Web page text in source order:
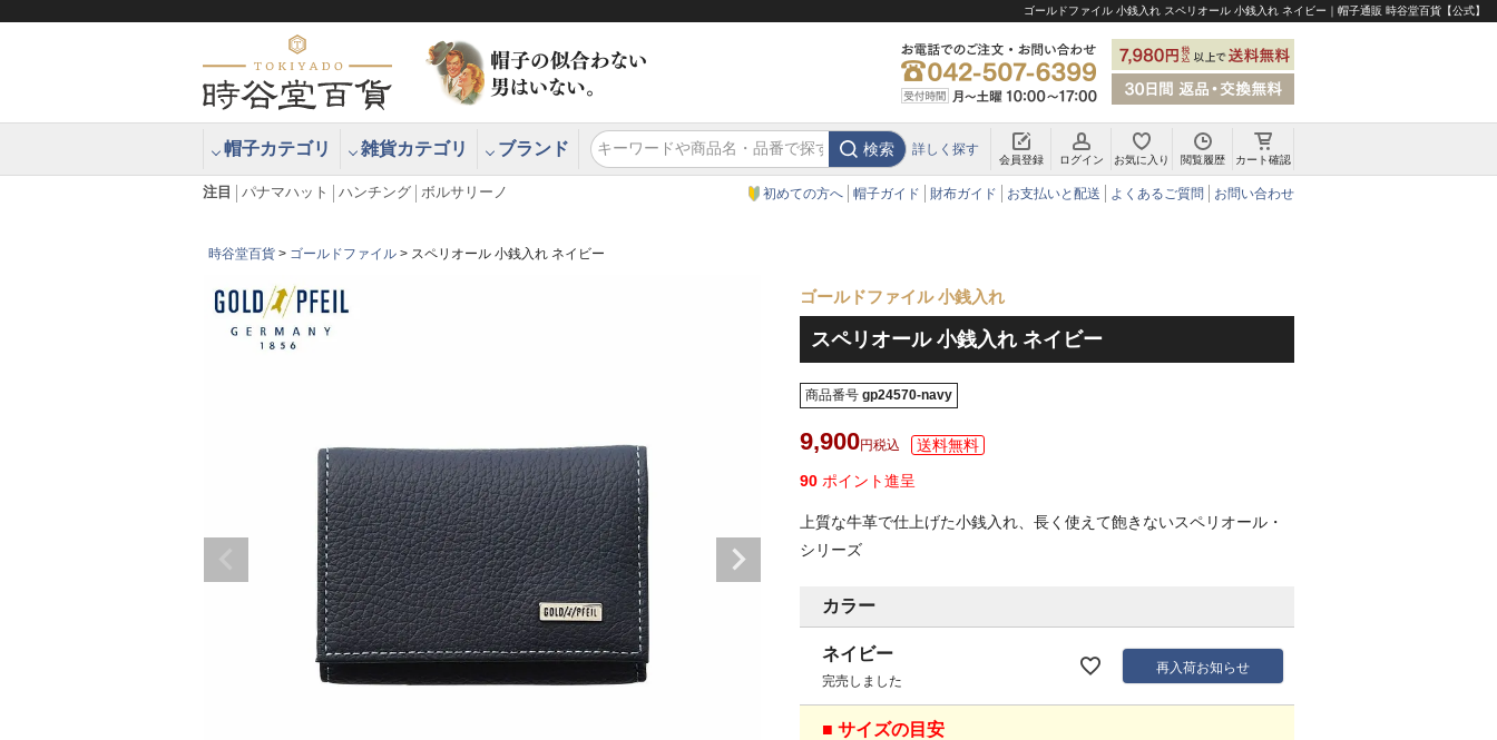
ゴールドファイル 小銭入れ スペリオール 小銭入れ ネイビー｜帽子通販 時谷堂百貨【公式】
帽子カテゴリ 雑貨カテゴリ ブランド 検索 詳しく探す
会員登録 ログイン お気に入り 閲覧履歴 カート確認
注目 パナマハット ハンチング ボルサリーノ 初めての方へ 帽子ガイド 財布ガイド お支払いと配送 よくあるご質問 お問い合わせ
時谷堂百貨 ゴールドファイル スペリオール 小銭入れ ネイビー
ゴールドファイル 小銭入れ
スペリオール 小銭入れ ネイビー
商品番号 gp24570-navy
9,900 税込
90 ポイント進呈
上質な牛革で仕上げた小銭入れ、長く使えて飽きないスペリオール・
シリーズ
カラー
ネイビー
完売しました
再入荷お知らせ
■ サイズの目安